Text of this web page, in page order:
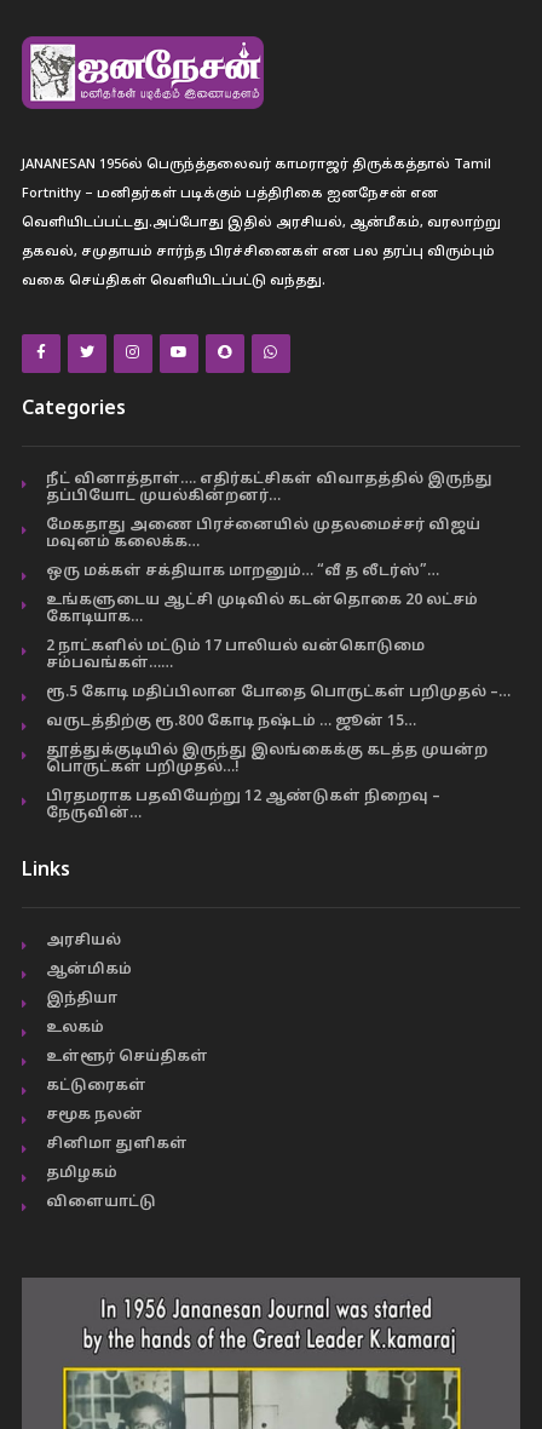
JANANESAN 1956ல் பெருந்த்தலைவர் காமராஜர் திருக்கத்தால் Tamil
Fortnithy – மனிதர்கள் படிக்கும் பத்திரிகை ஐனநேசன் என
வெளியிடப்பட்டது.அப்போது இதில் அரசியல், ஆன்மீகம், வரலாற்று
தகவல், சமுதாயம் சார்ந்த பிரச்சினைகள் என பல தரப்பு விரும்பும்
வகை செய்திகள் வெளியிடப்பட்டு வந்தது.
Categories
நீட் வினாத்தாள்…. எதிர்கட்சிகள் விவாதத்தில் இருந்து
தப்பியோட முயல்கின்றனர்…
மேகதாது அணை பிரச்னையில் முதலமைச்சர் விஜய்
மவுனம் கலைக்க…
ஒரு மக்கள் சக்தியாக மாறனும்… “வீ த லீடர்ஸ்”…
உங்களுடைய ஆட்சி முடிவில் கடன்தொகை 20 லட்சம்
கோடியாக…
2 நாட்களில் மட்டும் 17 பாலியல் வன்கொடுமை
சம்பவங்கள்……
ரூ.5 கோடி மதிப்பிலான போதை பொருட்கள் பறிமுதல் –…
வருடத்திற்கு ரூ.800 கோடி நஷ்டம் … ஜூன் 15…
தூத்துக்குடியில் இருந்து இலங்கைக்கு கடத்த முயன்ற
பொருட்கள் பறிமுதல்…!
பிரதமராக பதவியேற்று 12 ஆண்டுகள் நிறைவு –
நேருவின்…
Links
அரசியல்
ஆன்மிகம்
இந்தியா
உலகம்
உள்ளூர் செய்திகள்
கட்டுரைகள்
சமூக நலன்
சினிமா துளிகள்
தமிழகம்
விளையாட்டு